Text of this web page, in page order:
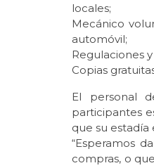
locales;
Mecánico
automóvil;
Regulaciones
Copias
El personal
participantes
que su estadía
“Esperamos
compras, o